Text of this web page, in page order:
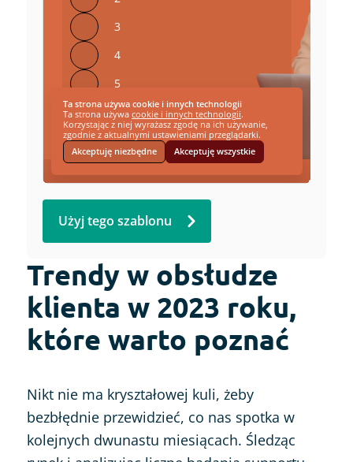
Użyj tego szablonu
Trendy w obsłudze
klienta w 2023 roku,
które warto poznać
Nikt nie ma kryształowej kuli, żeby
bezbłędnie przewidzieć, co nas spotka w
kolejnych dwunastu miesiącach. Śledząc